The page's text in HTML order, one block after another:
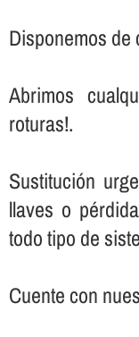
Disponemos de
Abrimos
roturas!.
Sustitución
llaves o
todo tipo de
Cuente con